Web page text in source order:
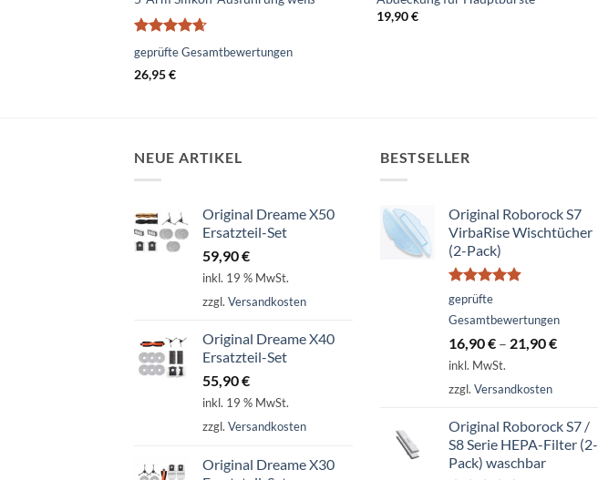
Bewertet
mit4.67
von 5
geprüfte Gesamtbewertungen
26,95€
19,90€
NEUE ARTIKEL
Original Dreame X50
Ersatzteil-Set
59,90€
inkl. 19 % MwSt.
zzgl. Versandkosten
Original Dreame X40
Ersatzteil-Set
55,90€
inkl. 19 % MwSt.
zzgl. Versandkosten
Original Dreame X30
BESTSELLER
Original Roborock S7
VirbaRise Wischtücher
(2-Pack)
Bewertet
mit
von 5
geprüfte
Gesamtbewertungen
16,90€ – 21,90€
inkl. MwSt.
zzgl. Versandkosten
Original Roborock S7 /
S8 Serie HEPA-Filter (2-
Pack) waschbar